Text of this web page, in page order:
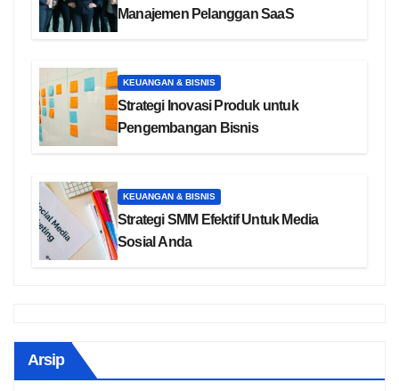
Manajemen Pelanggan SaaS
KEUANGAN & BISNIS
Strategi Inovasi Produk untuk
Pengembangan Bisnis
KEUANGAN & BISNIS
Strategi SMM Efektif Untuk Media
Sosial Anda
Arsip